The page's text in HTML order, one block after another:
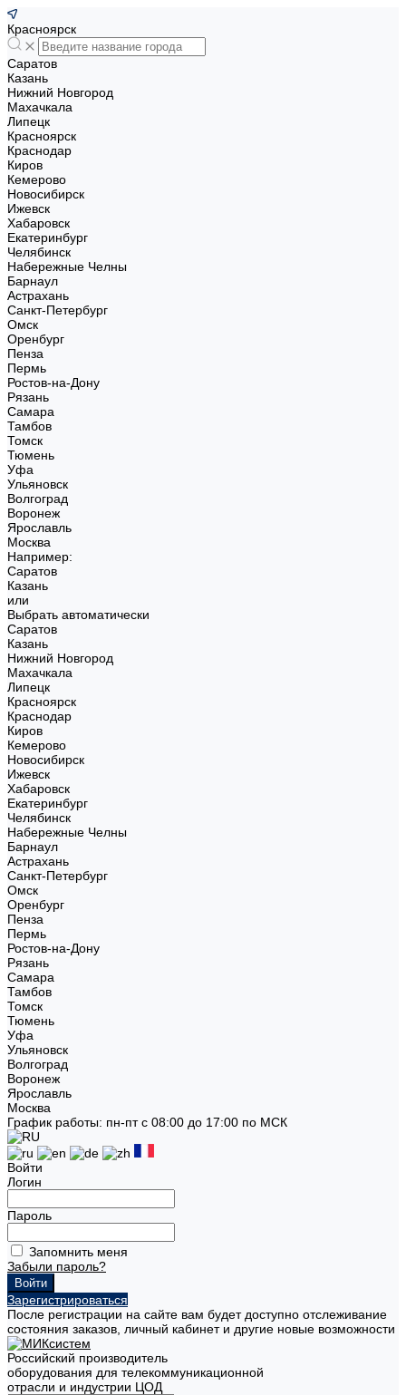
Красноярск
Саратов
Казань
Нижний Новгород
Махачкала
Липецк
Красноярск
Краснодар
Киров
Кемерово
Новосибирск
Ижевск
Хабаровск
Екатеринбург
Челябинск
Набережные Челны
Барнаул
Астрахань
Санкт-Петербург
Омск
Оренбург
Пенза
Пермь
Ростов-на-Дону
Рязань
Самара
Тамбов
Томск
Тюмень
Уфа
Ульяновск
Волгоград
Воронеж
Ярославль
Москва
Например:
Саратов
Казань
или
Выбрать автоматически
Саратов
Казань
Нижний Новгород
Махачкала
Липецк
Красноярск
Краснодар
Киров
Кемерово
Новосибирск
Ижевск
Хабаровск
Екатеринбург
Челябинск
Набережные Челны
Барнаул
Астрахань
Санкт-Петербург
Омск
Оренбург
Пенза
Пермь
Ростов-на-Дону
Рязань
Самара
Тамбов
Томск
Тюмень
Уфа
Ульяновск
Волгоград
Воронеж
Ярославль
Москва
График работы: пн-пт с 08:00 до 17:00 по МСК
Войти
Логин
Пароль
Запомнить меня
Забыли пароль?
Зарегистрироваться
После регистрации на сайте вам будет доступно отслеживание
состояния заказов, личный кабинет и другие новые возможности
Российский производитель
оборудования для телекоммуникационной
отрасли и индустрии ЦОД